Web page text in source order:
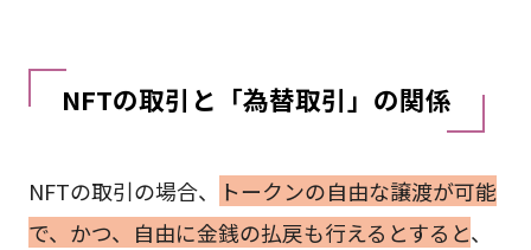
NFTの取引と「為替取引」の関係
NFTの取引の場合、
トークンの自由な譲渡が可能
で、かつ、自由に金銭の払戻も行えるとすると、